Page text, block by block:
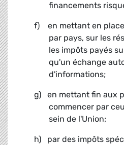
financements
f) en mettant en
par pays, sur les
les impôts payés
qu'un échange
d'informations;
g) en mettant fin aux
commencer par
sein de l'Union;
h) par des impôts